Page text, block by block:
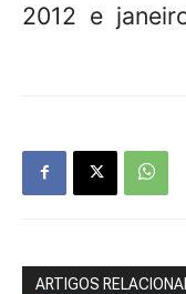
2012 e
ARTIGOS